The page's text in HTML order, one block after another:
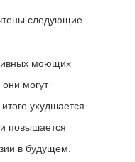
следующие
моющих
могут
ухудшается
повышается
в будущем.